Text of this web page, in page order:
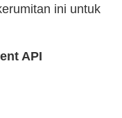
ini untuk
API